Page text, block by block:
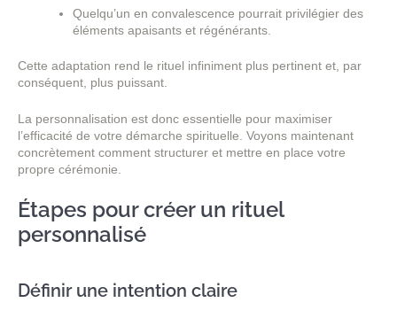
Quelqu’un en convalescence pourrait privilégier des
éléments apaisants et régénérants.
Cette adaptation rend le rituel infiniment plus pertinent et, par
conséquent, plus puissant.
La personnalisation est donc essentielle pour maximiser
l’efficacité de votre démarche spirituelle. Voyons maintenant
concrètement comment structurer et mettre en place votre
propre cérémonie.
Étapes pour créer un rituel
personnalisé
Définir une intention claire